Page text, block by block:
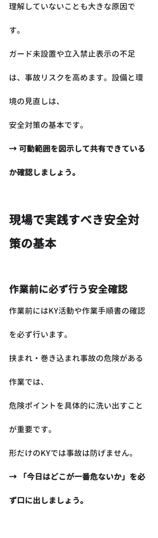
理解していないことも大きな原因で
す。
ガード未設置や立入禁止表示の不足
は、事故リスクを高めます。設備と環
境の見直しは、
安全対策の基本です。
→ 可動範囲を図示して共有できている
か確認しましょう。
現場で実践すべき安全対
策の基本
作業前に必ず行う安全確認
作業前にはKY活動や作業手順書の確認
を必ず行います。
挟まれ・巻き込まれ事故の危険がある
作業では、
危険ポイントを具体的に洗い出すこと
が重要です。
形だけのKYでは事故は防げません。
→ 「今日はどこが一番危ないか」を必
ず口に出しましょう。